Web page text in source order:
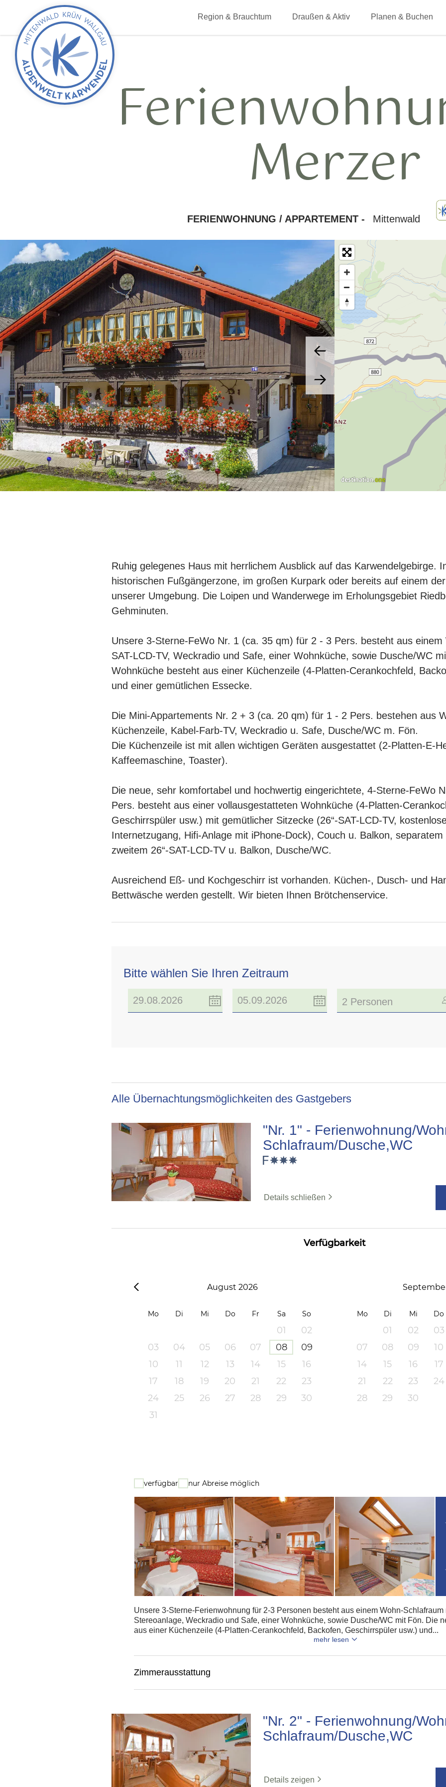
Region & Brauchtum Draußen & Aktiv Planen & Buchen
zurück
zur
Startseite
Merzer
FERIENWOHNUNG / APPARTEMENT - Mittenwald
Ruhig gelegenes Haus mit herrlichem Ausblick auf das Karwendelgebirge.
historischen Fußgängerzone, im großen Kurpark oder bereits auf einem
unserer Umgebung. Die Loipen und Wanderwege im Erholungsgebiet
Gehminuten.
Unsere 3-Sterne-FeWo Nr. 1 (ca. 35 qm) für 2 - 3 Pers. besteht aus
SAT-LCD-TV, Weckradio und Safe, einer Wohnküche, sowie Dusche/WC
Wohnküche besteht aus einer Küchenzeile (4-Platten-Cerankochfeld,
und einer gemütlichen Essecke.
Die Mini-Appartements Nr. 2 + 3 (ca. 20 qm) für 1 - 2 Pers. bestehen aus
Küchenzeile, Kabel-Farb-TV, Weckradio u. Safe, Dusche/WC m. Fön.
Die Küchenzeile ist mit allen wichtigen Geräten ausgestattet (2-Platten-E-
Kaffeemaschine, Toaster).
Die neue, sehr komfortabel und hochwertig eingerichtete, 4-Sterne-FeWo
Pers. besteht aus einer vollausgestatteten Wohnküche (4-Platten-
Geschirrspüler usw.) mit gemütlicher Sitzecke (26“-SAT-LCD-TV,
Internetzugang, Hifi-Anlage mit iPhone-Dock), Couch u. Balkon,
zweitem 26“-SAT-LCD-TV u. Balkon, Dusche/WC.
Ausreichend Eß- und Kochgeschirr ist vorhanden. Küchen-, Dusch- und
Bettwäsche werden gestellt. Wir bieten Ihnen Brötchenservice.
Bitte wählen Sie Ihren Zeitraum
2 Personen
Alle Übernachtungsmöglichkeiten des Gastgebers
"Nr. 1" - Ferienwohnung/
Schlafraum/Dusche,WC
Details schließen
Verfügbarkeit
August 2026
Mo Di Mi Do Fr Sa So
01
02
03
04 05 06 07 08
09
10
11 12 13 14 15
16
17
18 19 20 21 22
23
24
25 26 27 28 29
30
31
Mo Di Mi Do
01 02 03
07
08 09 10
14
15 16 17
21
22 23 24
28
29 30
verfügbar nur Abreise möglich
Unsere 3-Sterne-Ferienwohnung für 2-3 Personen besteht aus einem Wohn-Schlafraum
Stereoanlage, Weckradio und Safe, einer Wohnküche, sowie Dusche/WC mit Fön. Die
aus einer Küchenzeile (4-Platten-Cerankochfeld, Backofen, Geschirrspüler usw.) und...
mehr lesen
Zimmerausstattung
"Nr. 2" - Ferienwohnung/
Schlafraum/Dusche,WC
Details zeigen